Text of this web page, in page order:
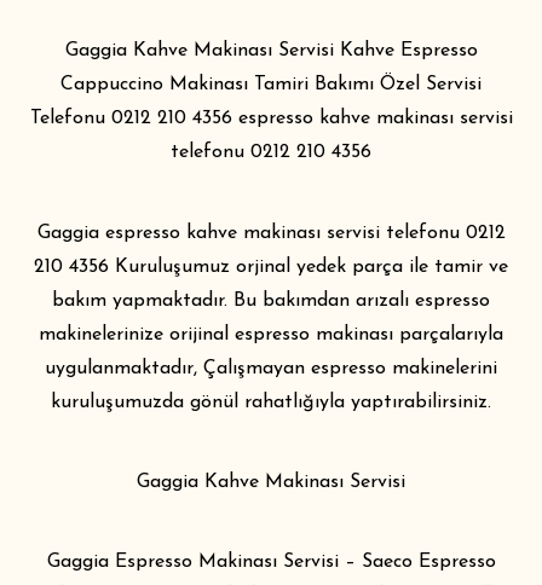
Gaggia Kahve Makinası Servisi Kahve Espresso
Cappuccino Makinası Tamiri Bakımı Özel Servisi
Telefonu 0212 210 4356 espresso kahve makinası servisi
telefonu 0212 210 4356
Gaggia espresso kahve makinası servisi telefonu 0212
210 4356 Kuruluşumuz orjinal yedek parça ile tamir ve
bakım yapmaktadır. Bu bakımdan arızalı espresso
makinelerinize orijinal espresso makinası parçalarıyla
uygulanmaktadır, Çalışmayan espresso makinelerini
kuruluşumuzda gönül rahatlığıyla yaptırabilirsiniz.
Gaggia Kahve Makinası Servisi
Gaggia Espresso Makinası Servisi – Saeco Espresso